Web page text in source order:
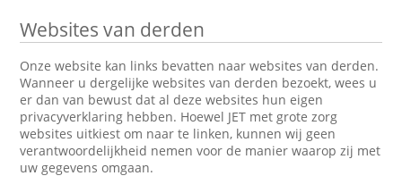
Websites van derden
Onze website kan links bevatten naar websites van derden.
Wanneer u dergelijke websites van derden bezoekt, wees u
er dan van bewust dat al deze websites hun eigen
privacyverklaring hebben. Hoewel JET met grote zorg
websites uitkiest om naar te linken, kunnen wij geen
verantwoordelijkheid nemen voor de manier waarop zij met
uw gegevens omgaan.